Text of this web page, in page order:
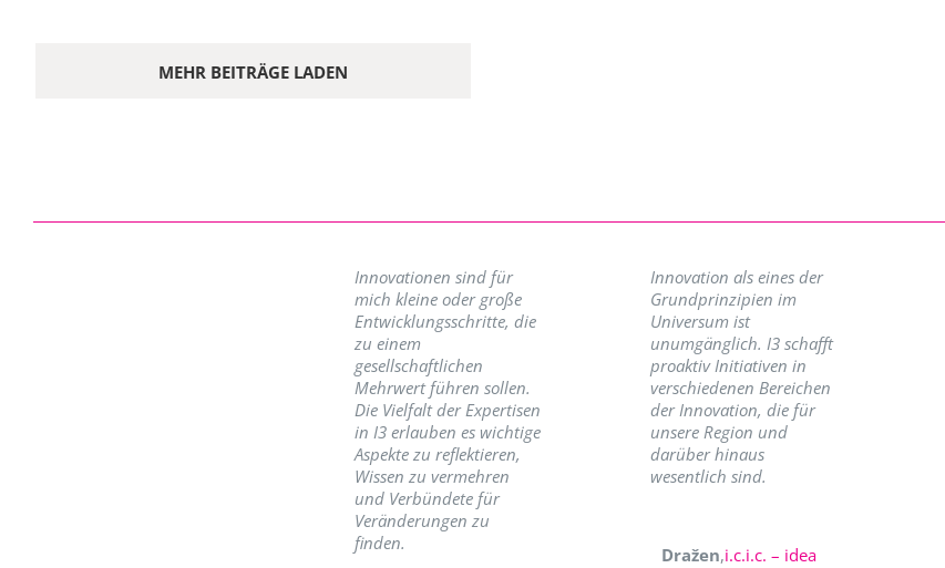
MEHR BEITRÄGE LADEN
Innovationen sind für
mich kleine oder große
Entwicklungsschritte, die
zu einem
gesellschaftlichen
Mehrwert führen sollen.
Die Vielfalt der Expertisen
in I3 erlauben es wichtige
Aspekte zu reflektieren,
Wissen zu vermehren
und Verbündete für
Veränderungen zu
finden.
Innovation als eines der
Grundprinzipien im
Universum ist
unumgänglich. I3 schafft
proaktiv Initiativen in
verschiedenen Bereichen
der Innovation, die für
unsere Region und
darüber hinaus
wesentlich sind.
Dražen,i.c.i.c. – idea